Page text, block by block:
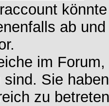
ab
im
sind. Sie
zu